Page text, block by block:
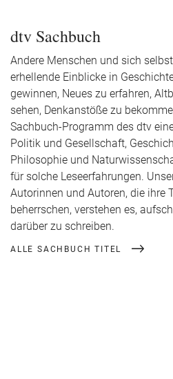
dtv Sachbuch
Andere Menschen und sich
erhellende Einblicke in
gewinnen, Neues zu erfahren,
sehen, Denkanstöße zu
Sachbuch-Programm des dtv
Politik und Gesellschaft,
Philosophie und
für solche Leseerfahrungen.
Autorinnen und Autoren, die ihre
beherrschen, verstehen es,
darüber zu schreiben.
ALLE SACHBUCH TITEL